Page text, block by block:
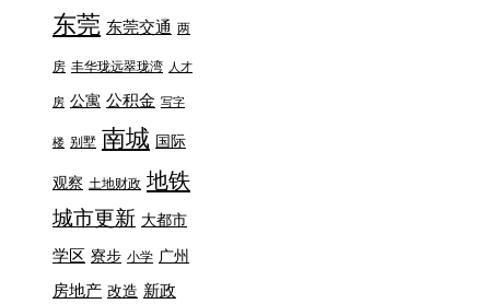
东莞 东莞交通 两
房 丰华珑远翠珑湾 人才
房 公寓 公积金 写字
楼 别墅 南城 国际
观察 土地财政 地铁
城市更新 大都市
学区 寮步 小学 广州
房地产 改造 新政